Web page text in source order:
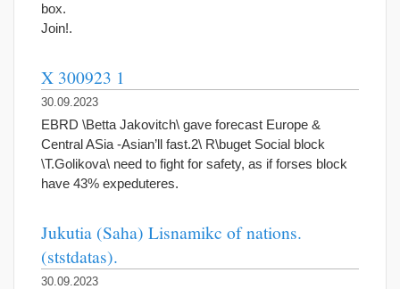
box.
Join!.
X 300923 1
30.09.2023
EBRD \Betta Jakovitch\ gave forecast Europe &
Central ASia -Asian’ll fast.2\ R\buget Social block
\T.Golikova\ need to fight for safety, as if forses block
have 43% expeduteres.
Jukutia (Saha) Lisnamikc of nations.
(ststdatas).
30.09.2023